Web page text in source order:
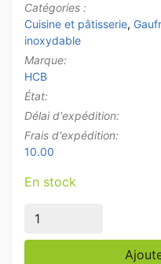
Catégories :
Cuisine et pâtisserie,
inoxydable
Marque:
HCB
État:
Délai d'expédition:
Frais d'expédition:
10.00
En stock
quantité de Gaufrier